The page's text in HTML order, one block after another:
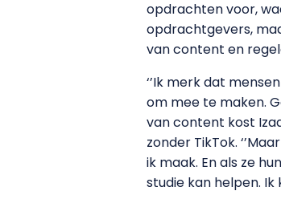
opdrachten voor,
opdrachtgevers,
van content en
‘’Ik merk dat
om mee te maken.
van content kost
zonder TikTok.
ik maak. En als ze
studie kan helpen.